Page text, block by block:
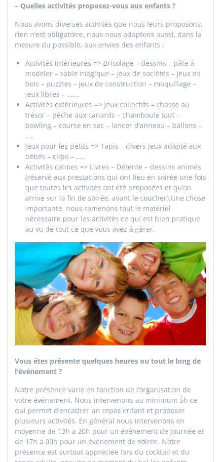
– Quelles activités proposez-vous aux enfants ?
Nous avons diverses activités que nous leurs proposons,
rien n’est obligatoire, nous nous adaptons aussi, dans la
mesure du possible, aux envies des enfants :
Activités intérieures => Bricolage – dessins – pâte à
modeler – sable magique – jeux de sociétés – jeux en
bois – puzzles – jeux de construction – maquillage –
jeux libres – …….
Activités extérieures => Jeux collectifs – chasse au
trésor – pêche aux canards – chamboule tout –
bowling – course en sac – lancer d’anneau – ballons –
…..
Jeux pour les petits => Tapis – divers jeux adapté aux
bébés – clipo – …..
Activités calmes => Livres – Détente – dessins animés
(réservé aux prestations qui ont lieu en soirée une fois
que toutes les activités ont été proposées et qu’on
arrive sur la fin de soirée, avant le coucher).Une chose
importante, nous ramenons tout le matériel
nécessaire pour les activités ce qui est bien pratique
au vu de tout ce que vous avez à gérer.
Vous êtes présente quelques heures ou tout le long de
l’événement ?
Notre présence varie en fonction de l’organisation de
votre événement. Nous intervenons au minimum 5h ce
qui permet d’encadrer un repas enfant et proposer
plusieurs activités. En général nous intervenons en
moyenne de 13h à 20h pour un événement de journée et
de 17h à 00h pour un événement de soirée. Notre
présence est surtout appréciée lors du cocktail et du